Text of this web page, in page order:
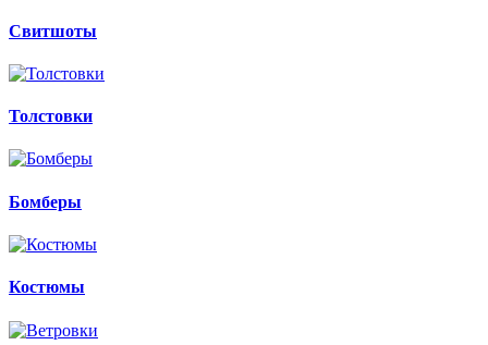
Свитшоты
Толстовки
Бомберы
Костюмы